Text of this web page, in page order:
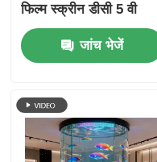
फिल्म स्क्रीन डीसी 5 वी
3000 सीडी 90% पारदर्शिता
ग्लास डिस्प्लेजांच भेजें